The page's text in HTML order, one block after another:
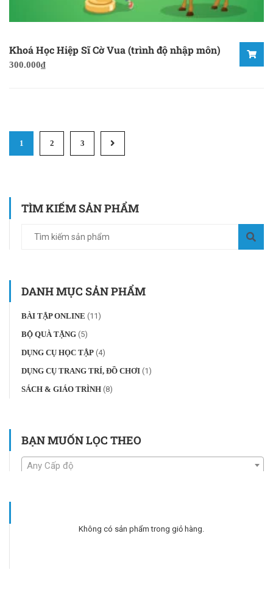
Khoá Học Hiệp Sĩ Cờ Vua (trình độ nhập môn)
300.000₫
1 2 3
TÌM KIẾM SẢN PHẨM
DANH MỤC SẢN PHẨM
BÀI TẬP ONLINE (11)
BỘ QUÀ TẶNG (5)
DỤNG CỤ HỌC TẬP (4)
DỤNG CỤ TRANG TRÍ, ĐỒ CHƠI (1)
SÁCH & GIÁO TRÌNH (8)
BẠN MUỐN LỌC THEO
Any Cấp độ
Không có sản phẩm trong giỏ hàng.